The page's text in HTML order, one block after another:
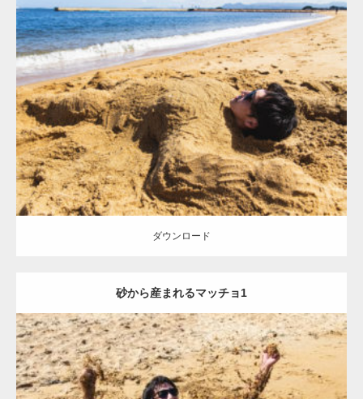
Update:2021.07.8
Category:海のマッチョ オレンジの人 AKIHITO(細マッチョ)
ダウンロード
ダウンロード
砂から産まれるマッチョ1
Update:2021.07.8